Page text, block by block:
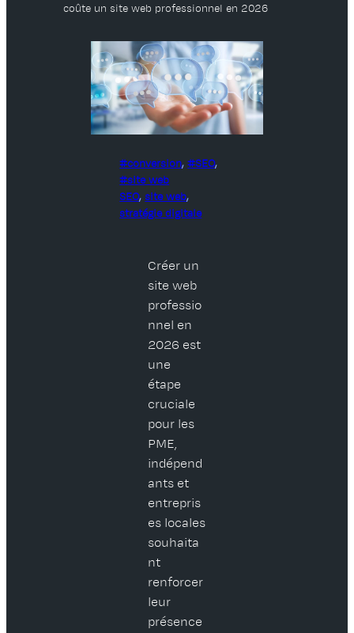
coûte un site web professionnel en 2026
conversion, SEO
site web
SEO, site web
stratégie digitale
Créer un
site web
professio
nnel en
2026 est
une
étape
cruciale
pour les
PME,
indépend
ants et
entrepris
es locales
souhaita
nt
renforcer
leur
présence